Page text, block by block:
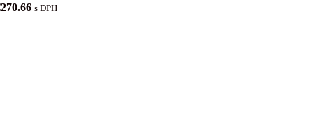
270.66 s DPH